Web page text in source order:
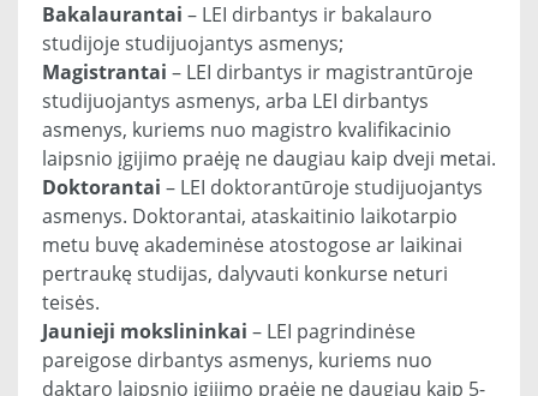
Bakalaurantai – LEI dirbantys ir bakalauro
studijoje studijuojantys asmenys;
Magistrantai – LEI dirbantys ir magistrantūroje
studijuojantys asmenys, arba LEI dirbantys
asmenys, kuriems nuo magistro kvalifikacinio
laipsnio įgijimo praėję ne daugiau kaip dveji metai.
Doktorantai – LEI doktorantūroje studijuojantys
asmenys. Doktorantai, ataskaitinio laikotarpio
metu buvę akademinėse atostogose ar laikinai
pertraukę studijas, dalyvauti konkurse neturi
teisės.
Jaunieji mokslininkai – LEI pagrindinėse
pareigose dirbantys asmenys, kuriems nuo
daktaro laipsnio įgijimo praėję ne daugiau kaip 5-